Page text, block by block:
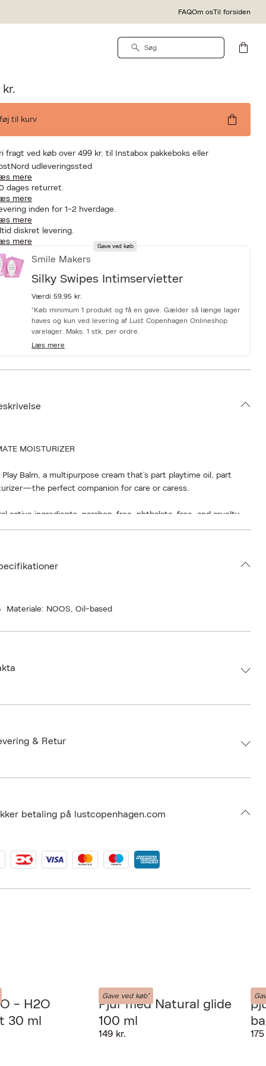
FAQOm osTil forsiden
Balm - 60 ml
kr.
til kurv
fragt ved køb over 499 kr. til Instabox pakkeboks eller
udleveringssted
mere
dages returret.
mere
inden for 1-2 hverdage.
mere
diskret levering.
mere
Gave ved køb
Smile Makers
Silky Swipes Intimservietter
Værdi 59,95 kr.
*Køb minimum 1 produkt og få en gave. Gælder så længe lager
haves og kun ved levering af Lust Copenhagen Onlineshop
varelager. Maks. 1 stk. per ordre.
Læs mere
MOISTURIZER
Play Balm, a multipurpose cream that’s part playtime oil, part
perfect companion for care or caress.
active ingredients, paraben-free, phthalate-free, and cruelty-
Materiale: NOOS, Oil-based
06677493
& Retur
betaling på lustcopenhagen.com
- H2O
30 ml
Gave ved køb*
PJUR
Pjur med Natural glide
100 ml
149 kr.
PJUR